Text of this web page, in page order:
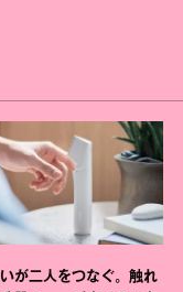
が二人をつなぐ。触れ